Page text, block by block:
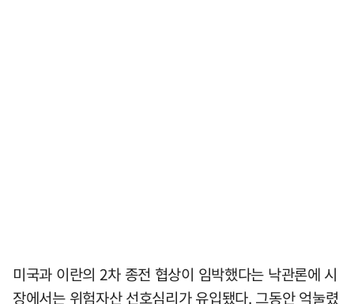
미국과 이란의 2차 종전 협상이 임박했다는 낙관론에 시
장에서는 위험자산 선호심리가 유입됐다. 그동안 억눌렸